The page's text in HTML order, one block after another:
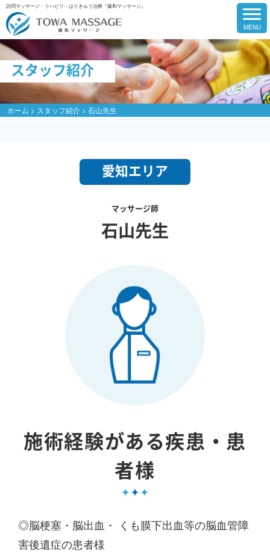
訪問マッサージ・リハビリ・はりきゅう治療『藤和マッサージ』
スタッフ紹介
ホーム > スタッフ紹介> 石山先生
愛知エリア
マッサージ師
石山先生
施術経験がある疾患・患
者様
◎脳梗塞・脳出血・ くも膜下出血等の脳血管障
害後遺症の患者様